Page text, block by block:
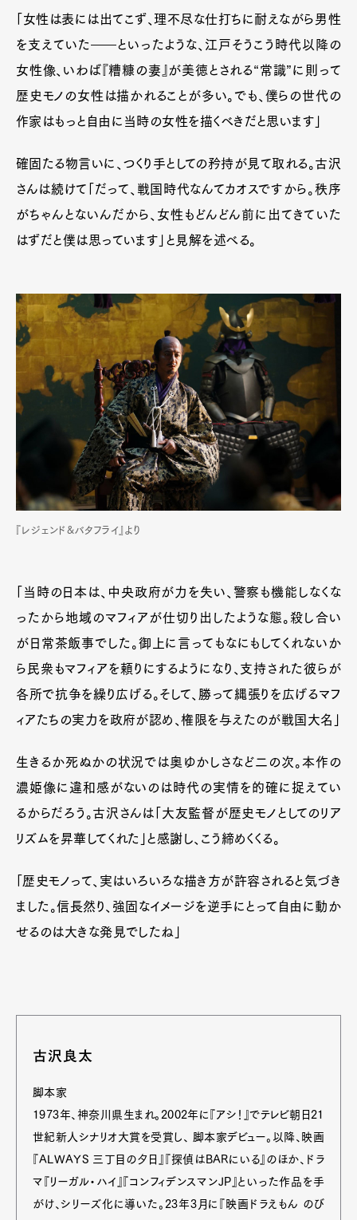
Art&DesignWatchFashion
Gourmet
Cars
ProductCulture
Pen Meet
Pen international Pen tw
「女性は表には出てこず、理不尽な仕打ちに耐えながら男性
を支えていた――といったような、江戸そうこう時代以降の
女性像、いわば『糟糠の妻』が美徳とされる“常識”に則って
歴史モノの女性は描かれることが多い。でも、僕らの世代の
作家はもっと自由に当時の女性を描くべきだと思います」
確固たる物言いに、つくり手としての矜持が見て取れる。古沢
さんは続けて「だって、戦国時代なんてカオスですから。秩序
がちゃんとないんだから、女性もどんどん前に出てきていた
はずだと僕は思っています」と見解を述べる。
『レジェンド&バタフライ』より
「当時の日本は、中央政府が力を失い、警察も機能しなくな
ったから地域のマフィアが仕切り出したような態。殺し合い
が日常茶飯事でした。御上に言ってもなにもしてくれないか
ら民衆もマフィアを頼りにするようになり、支持された彼らが
各所で抗争を繰り広げる。そして、勝って縄張りを広げるマフ
ィアたちの実力を政府が認め、権限を与えたのが戦国大名」
生きるか死ぬかの状況では奥ゆかしさなど二の次。本作の
濃姫像に違和感がないのは時代の実情を的確に捉えてい
るからだろう。古沢さんは「大友監督が歴史モノとしてのリア
リズムを昇華してくれた」と感謝し、こう締めくくる。
「歴史モノって、実はいろいろな描き方が許容されると気づき
ました。信長然り、強固なイメージを逆手にとって自由に動か
せるのは大きな発見でしたね」
古沢良太
脚本家
1973年、神奈川県生まれ。2002年に『アシ！』でテレビ朝日21
世紀新人シナリオ大賞を受賞し、 脚本家デビュー。以降、映画
『ALWAYS 三丁目の夕日』『探偵はBARにいる』のほか、ドラ
マ『リーガル・ハイ』『コンフィデンスマンJP』といった作品を手
がけ、シリーズ化に導いた。23年3月に『映画ドラえもん のび